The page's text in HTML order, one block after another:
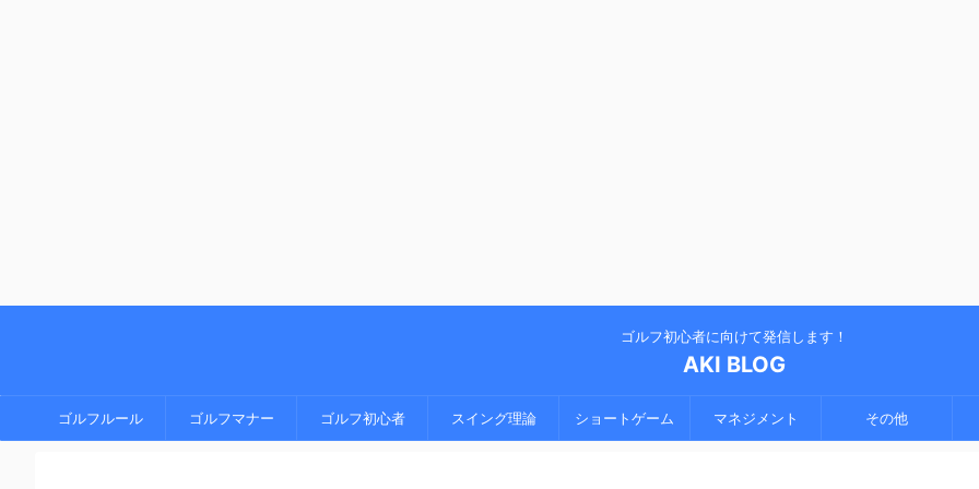
ゴルフ初心者に向けて発信します！
AKI BLOG
ゴルフルール ゴルフマナー ゴルフ初心者 スイング理論 ショートゲーム マネジメント その他